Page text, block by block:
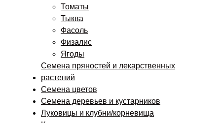
Томаты
Тыква
Фасоль
Физалис
Ягоды
Семена пряностей и лекарственных
растений
Семена цветов
Семена деревьев и кустарников
Луковицы и клубни/корневища